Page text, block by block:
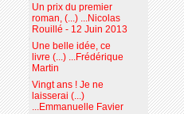
Un prix du premier
roman, (...) ...Nicolas
Rouillé - 12 Juin 2013
Une belle idée, ce
livre (...) ...Frédérique
Martin
Vingt ans ! Je ne
laisserai (...)
...Emmanuelle Favier